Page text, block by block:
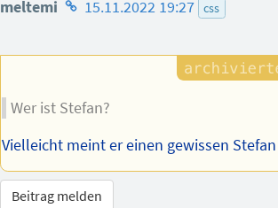
meltemi Homepage
Autors
15.11.2022 19:27 css
Wer ist Stefan?
Vielleicht meint er einen gewissen
Beitrag melden